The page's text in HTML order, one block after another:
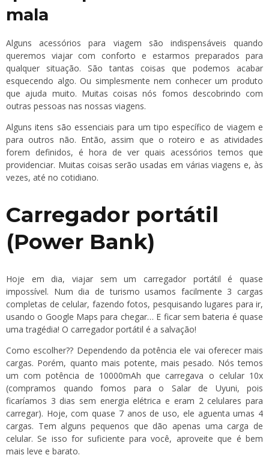
mala
Alguns acessórios para viagem são indispensáveis quando
queremos viajar com conforto e estarmos preparados para
qualquer situação. São tantas coisas que podemos acabar
esquecendo algo. Ou simplesmente nem conhecer um produto
que ajuda muito. Muitas coisas nós fomos descobrindo com
outras pessoas nas nossas viagens.
Alguns itens são essenciais para um tipo específico de viagem e
para outros não. Então, assim que o roteiro e as atividades
forem definidos, é hora de ver quais acessórios temos que
providenciar. Muitas coisas serão usadas em várias viagens e, às
vezes, até no cotidiano.
Carregador portátil
(Power Bank)
Hoje em dia, viajar sem um carregador portátil é quase
impossível. Num dia de turismo usamos facilmente 3 cargas
completas de celular, fazendo fotos, pesquisando lugares para ir,
usando o Google Maps para chegar… E ficar sem bateria é quase
uma tragédia! O carregador portátil é a salvação!
Como escolher?? Dependendo da potência ele vai oferecer mais
cargas. Porém, quanto mais potente, mais pesado. Nós temos
um com potência de 10000mAh que carregava o celular 10x
(compramos quando fomos para o Salar de Uyuni, pois
ficaríamos 3 dias sem energia elétrica e eram 2 celulares para
carregar). Hoje, com quase 7 anos de uso, ele aguenta umas 4
cargas. Tem alguns pequenos que dão apenas uma carga de
celular. Se isso for suficiente para você, aproveite que é bem
mais leve e barato.